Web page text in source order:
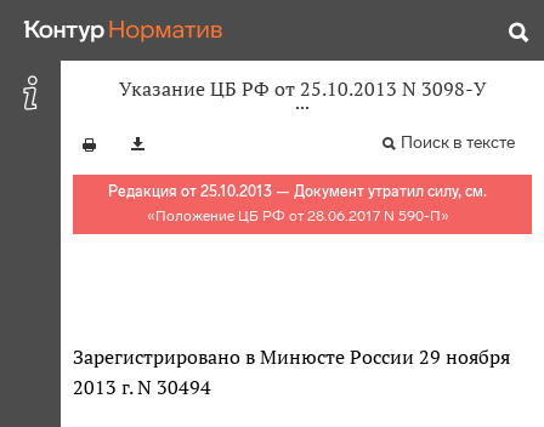
Указание ЦБ РФ от 25.10.2013 N 3098-У
Поиск в тексте
Редакция от 25.10.2013 — Документ утратил силу, см.
«Положение ЦБ РФ от 28.06.2017 N 590-П»
Зарегистрировано в Минюсте России 29 ноября
2013 г. N 30494